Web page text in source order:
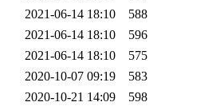
2021-06-14 18:10
588
2021-06-14 18:10
596
2021-06-14 18:10
575
2020-10-07 09:19
583
2020-10-21 14:09
598